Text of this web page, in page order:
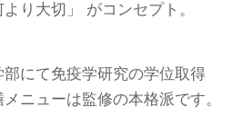
り大切」 がコンセプト。
にて免疫学研究の学位取得
ニューは監修の本格派です。